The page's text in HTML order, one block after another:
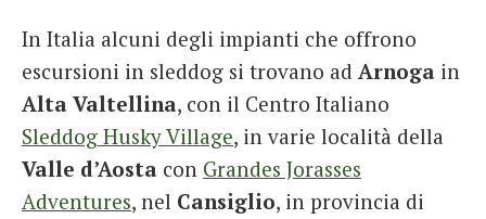
In Italia alcuni degli impianti che offrono
escursioni in sleddog si trovano ad Arnoga in
Alta Valtellina, con il Centro Italiano
Sleddog Husky Village, in varie località della
Valle d’Aosta con Grandes Jorasses
Adventures, nel Cansiglio, in provincia di